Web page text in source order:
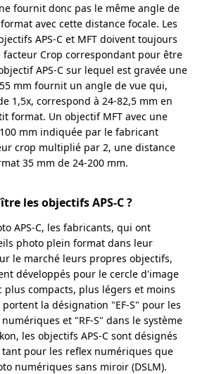
fournit donc pas le même angle de
avec cette distance focale. Les
APS-C et MFT doivent toujours
Crop correspondant pour être
APS-C sur lequel est gravée une
mm fournit un angle de vue qui,
1,5x, correspond à 24-82,5 mm en
format. Un objectif MFT avec une
mm indiquée par le fabricant
crop multiplié par 2, une distance
35 mm de 24-200 mm.
les objectifs APS-C ?
APS-C, les fabricants, qui ont
photo plein format dans leur
le marché leurs propres objectifs,
développés pour le cercle d'image
compacts, plus légers et moins
portent la désignation "EF-S" pour les
et "RF-S" dans le système
les objectifs APS-C sont désignés
pour les reflex numériques que
numériques sans miroir (DSLM).